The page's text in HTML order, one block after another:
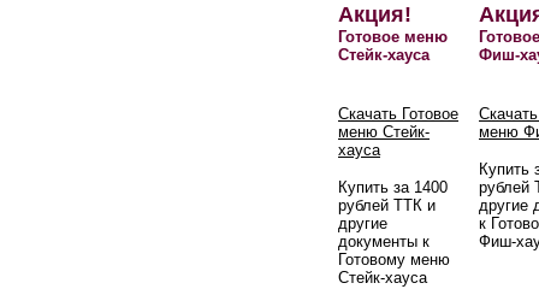
Акция!
Готовое меню
Стейк-хауса
Фиш-
Скачать Готовое
меню Стейк-
хауса
Купить за 1400
рублей ТТК и
другие
документы к
Готовому меню
Стейк-хауса
меню
Купить
рублей
другие
к
Фиш-